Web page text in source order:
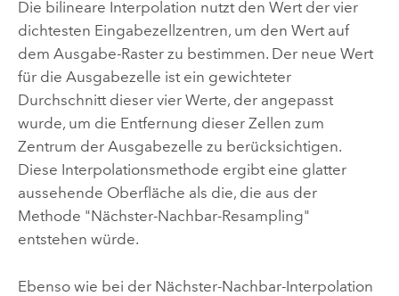
Die bilineare Interpolation nutzt den Wert der vier
dichtesten Eingabezellzentren, um den Wert auf
dem Ausgabe-Raster zu bestimmen. Der neue Wert
für die Ausgabezelle ist ein gewichteter
Durchschnitt dieser vier Werte, der angepasst
wurde, um die Entfernung dieser Zellen zum
Zentrum der Ausgabezelle zu berücksichtigen.
Diese Interpolationsmethode ergibt eine glatter
aussehende Oberfläche als die, die aus der
Methode "Nächster-Nachbar-Resampling"
entstehen würde.
Ebenso wie bei der Nächster-Nachbar-Interpolation